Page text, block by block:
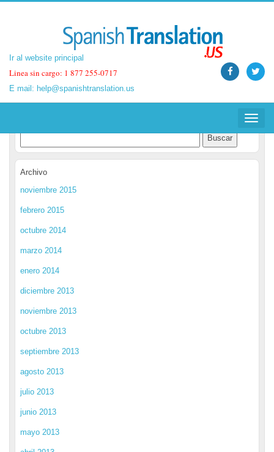
Ir al website principal
Linea sin cargo: 1 877 255-0717
E mail: help@spanishtranslation.us
Toggle
Ir al website principal
Linea sin cargo: 1 877 255-0717
E mail: help@spanishtranslation.us
Toggle
Spanish Translation Blog
Archivo
noviembre 2015
febrero 2015
octubre 2014
marzo 2014
enero 2014
diciembre 2013
noviembre 2013
octubre 2013
septiembre 2013
agosto 2013
julio 2013
junio 2013
mayo 2013